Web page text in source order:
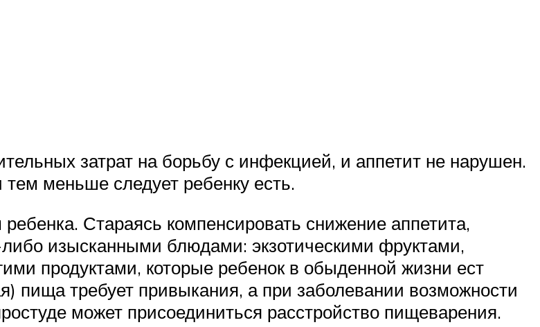
затрат на борьбу с инфекцией, и аппетит не нарушен.
меньше следует ребенку есть.
Стараясь компенсировать снижение аппетита,
изысканными блюдами: экзотическими фруктами,
продуктами, которые ребенок в обыденной жизни ест
пища требует привыкания, а при заболевании возможности
может присоединиться расстройство пищеварения.